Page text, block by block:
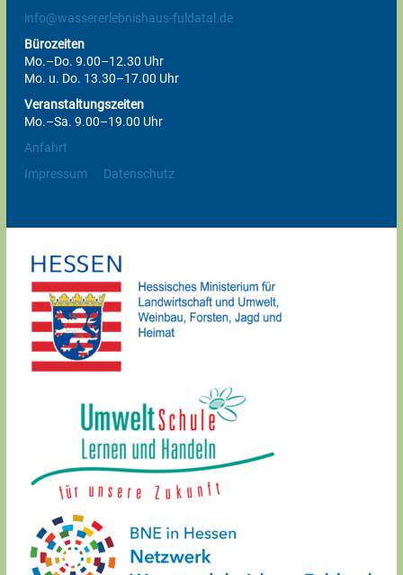
info@wassererlebnishaus-fuldatal.de
Bürozeiten
Mo.–Do. 9.00–12.30 Uhr
Mo. u. Do. 13.30–17.00 Uhr
Veranstaltungszeiten
Mo.–Sa. 9.00–19.00 Uhr
Anfahrt
Impressum
Datenschutz